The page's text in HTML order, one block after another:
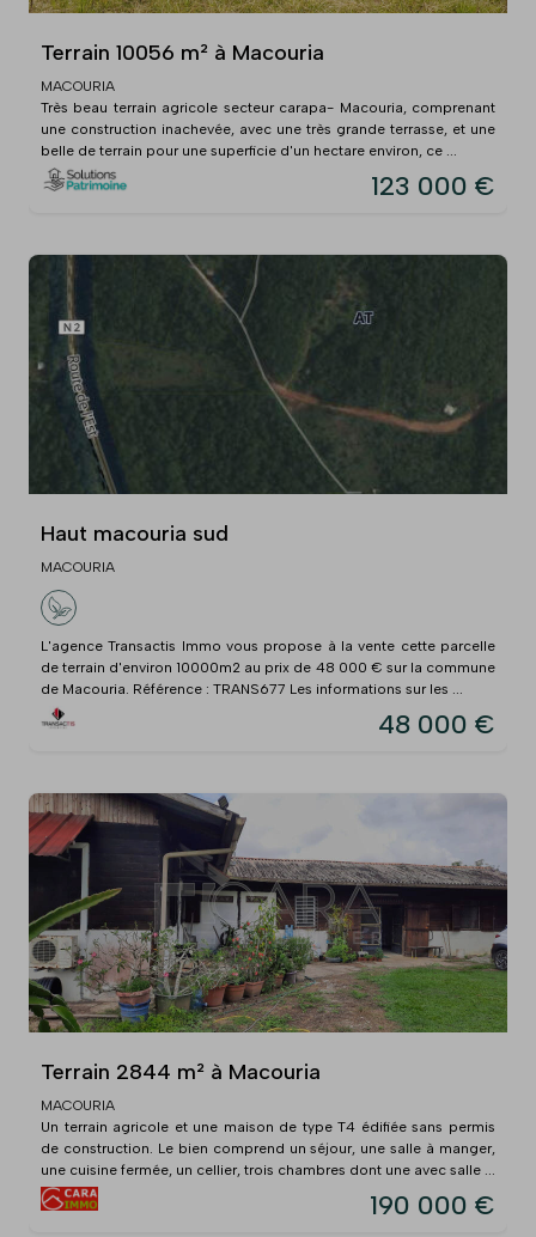
Terrain 10056 m² à Macouria
MACOURIA
Très beau terrain agricole secteur carapa- Macouria, comprenant
une construction inachevée, avec une très grande terrasse, et une
belle de terrain pour une superficie d'un hectare environ, ce ...
123 000 €
Haut macouria sud
MACOURIA
L'agence Transactis Immo vous propose à la vente cette parcelle
de terrain d'environ 10000m2 au prix de 48 000 € sur la commune
de Macouria. Référence : TRANS677 Les informations sur les ...
48 000 €
Terrain 2844 m² à Macouria
MACOURIA
Un terrain agricole et une maison de type T4 édifiée sans permis
de construction. Le bien comprend un séjour, une salle à manger,
une cuisine fermée, un cellier, trois chambres dont une avec salle ...
190 000 €